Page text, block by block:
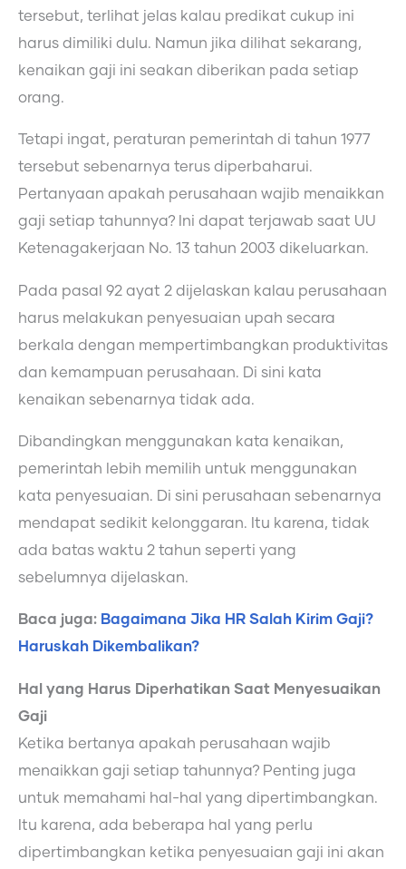
tersebut, terlihat jelas kalau predikat cukup ini
harus dimiliki dulu. Namun jika dilihat sekarang,
kenaikan gaji ini seakan diberikan pada setiap
orang.
Tetapi ingat, peraturan pemerintah di tahun 1977
tersebut sebenarnya terus diperbaharui.
Pertanyaan apakah perusahaan wajib menaikkan
gaji setiap tahunnya? Ini dapat terjawab saat UU
Ketenagakerjaan No. 13 tahun 2003 dikeluarkan.
Pada pasal 92 ayat 2 dijelaskan kalau perusahaan
harus melakukan penyesuaian upah secara
berkala dengan mempertimbangkan produktivitas
dan kemampuan perusahaan. Di sini kata
kenaikan sebenarnya tidak ada.
Dibandingkan menggunakan kata kenaikan,
pemerintah lebih memilih untuk menggunakan
kata penyesuaian. Di sini perusahaan sebenarnya
mendapat sedikit kelonggaran. Itu karena, tidak
ada batas waktu 2 tahun seperti yang
sebelumnya dijelaskan.
Baca juga: Bagaimana Jika HR Salah Kirim Gaji?
Haruskah Dikembalikan?
Hal yang Harus Diperhatikan Saat Menyesuaikan
Gaji
Ketika bertanya apakah perusahaan wajib
menaikkan gaji setiap tahunnya? Penting juga
untuk memahami hal-hal yang dipertimbangkan.
Itu karena, ada beberapa hal yang perlu
dipertimbangkan ketika penyesuaian gaji ini akan